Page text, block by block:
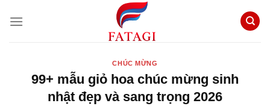
đến
CHÚC MỪNG
99+ mẫu giỏ hoa chúc mừng sinh
nhật đẹp và sang trọng 2026